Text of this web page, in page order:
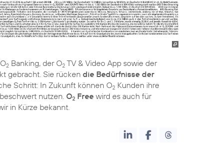
2 Banking, der O2 TV & Video App sowie der
gebracht. Sie rücken die Bedürfnisse der
Schritt: In Zukunft können O2 Kunden ihre
nutzen. O2 Free wird es auch für
in Kürze bekannt.